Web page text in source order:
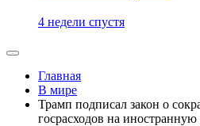
4 недели спустя
Главная
В мире
Трамп подписал закон о
госрасходов на